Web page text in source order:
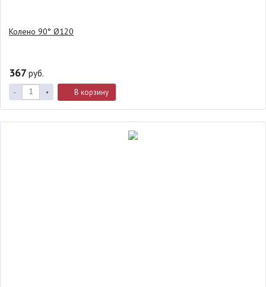
Колено 90° Ø120
367 руб.
- + В корзину